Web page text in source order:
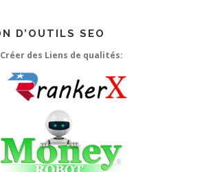
D’OUTILS SEO
Créer des Liens de qualités: